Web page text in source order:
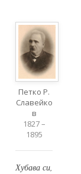
Петко Р.
Славейко
в
1827 –
1895
Хубава си,